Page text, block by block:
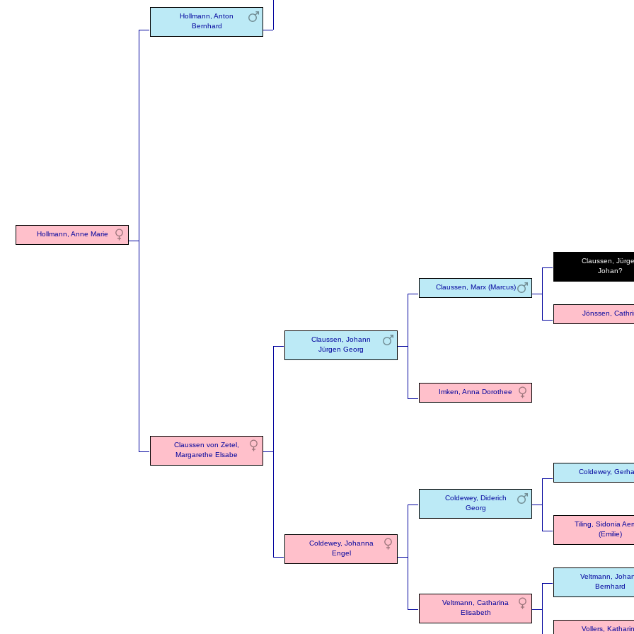
Hollmann, Anne Marie
Hollmann, Anton
Bernhard
Claussen von Zetel,
Margarethe Elsabe
Claussen, Johann
Jürgen Georg
Claussen, Marx (Marcus)
Claussen,
Johan?
Jönssen,
Imken, Anna Dorothee
Coldewey, Johanna
Engel
Coldewey, Diderich
Georg
Coldewey,
Tiling, Sidonia
(Emilie)
Veltmann, Catharina
Elisabeth
Veltmann,
Bernhard
Vollers,